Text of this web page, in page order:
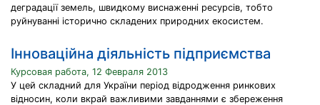
деградації земель, швидкому виснаженні ресурсів, тобто
руйнуванні історично складених природних екосистем.
Інноваційна діяльність підприємства
Курсовая работа, 12 Февраля 2013
У цей складний для України період відродження ринкових
відносин, коли вкрай важливими завданнями є збереження